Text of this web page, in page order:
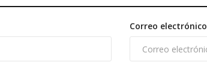
Correo electrónico